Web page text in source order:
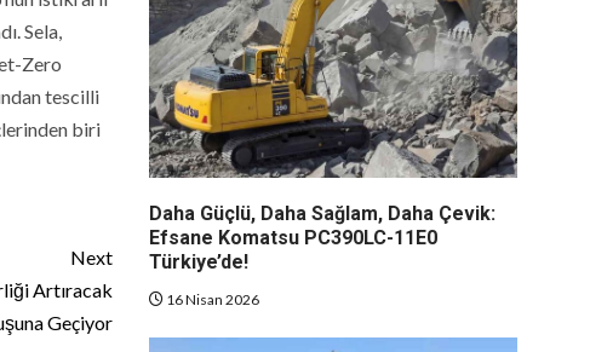
Sela,
Zero
tescilli
biri
Next
Artıracak
Geçiyor
Daha Güçlü, Daha Sağlam, Daha Çevik:
Efsane Komatsu PC390LC-11E0
Türkiye’de!
16 Nisan 2026